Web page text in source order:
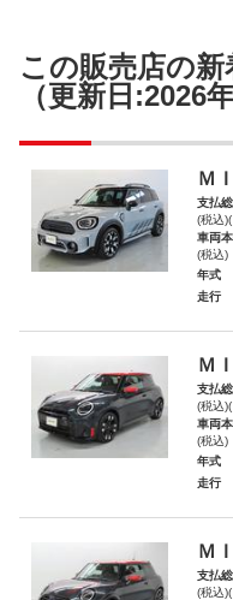
この販売店の新
（更新日:2026
Ｍ
支払
(税込
車両
(税込)
年式
走行
Ｍ
支払
(税込
車両
(税込)
年式
走行
Ｍ
支払
(税込